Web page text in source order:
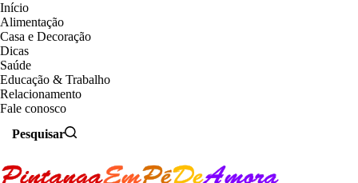
Início
Alimentação
Casa e Decoração
Dicas
Saúde
Educação & Trabalho
Relacionamento
Fale conosco
Pesquisar